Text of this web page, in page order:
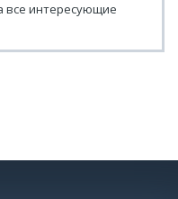
все интересующие